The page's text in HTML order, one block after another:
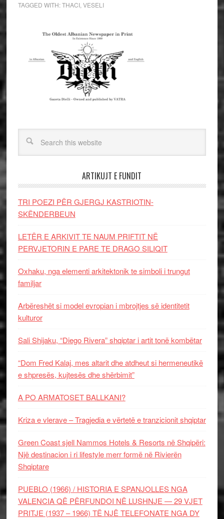
TAGGED WITH:THACI, VESELI
ARTIKUJT E FUNDIT
TRI POEZI PËR GJERGJ KASTRIOTIN-
SKËNDERBEUN
LETËR E ARKIVIT TE NAUM PRIFTIT NË
PERVJETORIN E PARE TE DRAGO SILIQIT
Oxhaku, nga elementi arkitektonik te simboli i trungut
familjar
Arbëreshët si model evropian i mbrojtjes së identitetit
kulturor
Sali Shijaku, “Diego Rivera” shqiptar i artit tonë kombëtar
“Dom Fred Kalaj, mes altarit dhe atdheut si hermeneutikë
e shpresës, kujtesës dhe shërbimit”
A PO ARMATOSET BALLKANI?
Kriza e vlerave – Tragjedia e vërtetë e tranzicionit shqiptar
Green Coast sjell Nammos Hotels & Resorts në Shqipëri:
Një destinacion i ri lifestyle merr formë në Rivierën
Shqiptare
PUEBLO (1966) / HISTORIA E SPANJOLLES NGA
VALENCIA QË PËRFUNDOI NË LUSHNJE — 29 VJET
PRITJE (1937 – 1966) TË NJË TELEFONATE NGA DY